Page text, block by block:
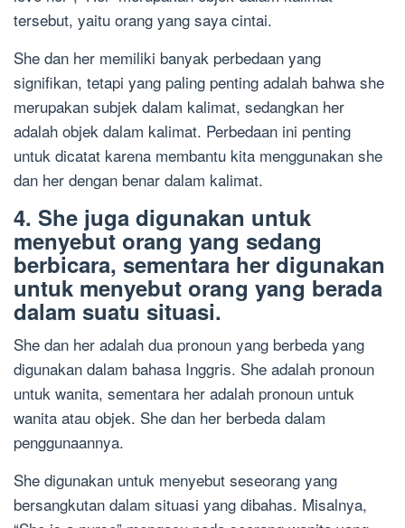
tersebut, yaitu orang yang saya cintai.
She dan her memiliki banyak perbedaan yang
signifikan, tetapi yang paling penting adalah bahwa she
merupakan subjek dalam kalimat, sedangkan her
adalah objek dalam kalimat. Perbedaan ini penting
untuk dicatat karena membantu kita menggunakan she
dan her dengan benar dalam kalimat.
4. She juga digunakan untuk
menyebut orang yang sedang
berbicara, sementara her digunakan
untuk menyebut orang yang berada
dalam suatu situasi.
She dan her adalah dua pronoun yang berbeda yang
digunakan dalam bahasa Inggris. She adalah pronoun
untuk wanita, sementara her adalah pronoun untuk
wanita atau objek. She dan her berbeda dalam
penggunaannya.
She digunakan untuk menyebut seseorang yang
bersangkutan dalam situasi yang dibahas. Misalnya,